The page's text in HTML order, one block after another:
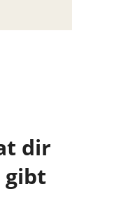
dir
gibt